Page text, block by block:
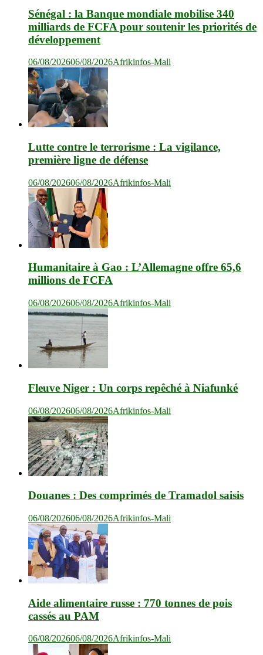
Sénégal : la Banque mondiale mobilise 340
milliards de FCFA pour soutenir les priorités de
développement
06/08/202606/08/2026Afrikinfos-Mali
Lutte contre le terrorisme : La vigilance,
première ligne de défense
06/08/202606/08/2026Afrikinfos-Mali
Humanitaire à Gao : L’Allemagne offre 65,6
millions de FCFA
06/08/202606/08/2026Afrikinfos-Mali
Fleuve Niger : Un corps repêché à Niafunké
06/08/202606/08/2026Afrikinfos-Mali
Douanes : Des comprimés de Tramadol saisis
06/08/202606/08/2026Afrikinfos-Mali
Aide alimentaire russe : 770 tonnes de pois
cassés au PAM
06/08/202606/08/2026Afrikinfos-Mali